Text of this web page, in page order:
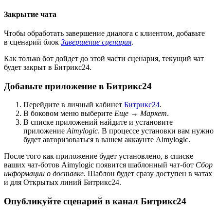
Закрытие чата
Чтобы обработать завершение диалога с клиентом, добавьте
в сценарий блок Завершение сценария.
Как только бот дойдет до этой части сценария, текущий чат
будет закрыт в Битрикс24.
Добавьте приложение в Битрикс24
Перейдите в личный кабинет Битрикс24.
В боковом меню выберите Еще → Маркет.
В списке приложений найдите и установите
приложение Aimylogic. В процессе установки вам нужно
будет авторизоваться в вашем аккаунте Aimylogic.
После того как приложение будет установлено, в списке
ваших чат-ботов Aimylogic появится шаблонный чат-бот Сбор
информации о доставке. Шаблон будет сразу доступен в чатах
и для Открытых линий Битрикс24.
Опубликуйте сценарий в канал Битрикс24